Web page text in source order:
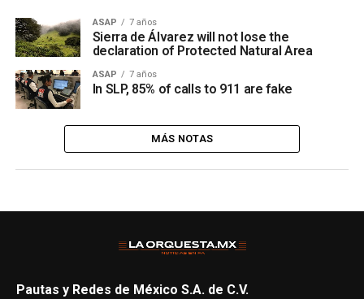
ASAP 7 años
Sierra de Álvarez will not lose the
declaration of Protected Natural Area
ASAP 7 años
In SLP, 85% of calls to 911 are fake
MÁS NOTAS
Pautas y Redes de México S.A. de C.V.